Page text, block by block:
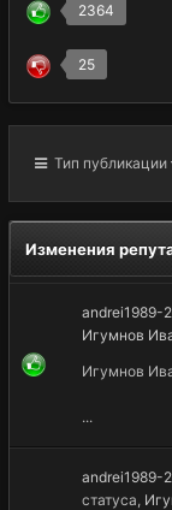
2364
25
Тип публикации
Изменения
andrei1989-
Игумнов
Игумнов
...
andrei1989-
статуса,